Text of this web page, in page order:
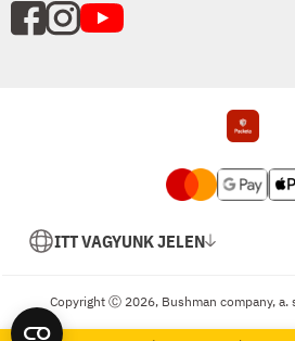
ITT VAGYUNK JELEN
Copyright Ⓒ 2026, Bushman company, a.